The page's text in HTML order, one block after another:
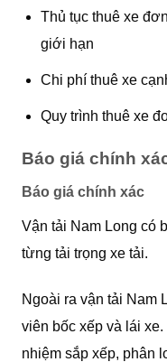
Thủ tục thuê xe
giới hạn
Chi phí thuê xe
Quy trình thuê xe
Báo giá chính
Báo giá chính xác
Vận tải Nam Long có
từng tải trọng xe tải.
Ngoài ra vận tải Nam
viên bốc xếp và lái
nhiệm sắp xếp, phân